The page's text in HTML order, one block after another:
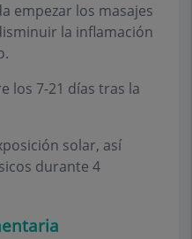
empezar los masajes
la inflamación
los 7-21 días tras la
solar, así
durante 4